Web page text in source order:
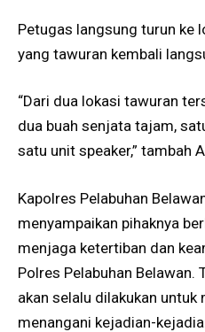
Petugas langsung turun ke
yang tawuran kembali
“Dari dua lokasi tawuran
dua buah senjata tajam,
satu unit speaker,” tambah
Kapolres Pelabuhan
menyampaikan pihaknya
menjaga ketertiban dan
Polres Pelabuhan Belawan.
akan selalu dilakukan
menangani kejadian-